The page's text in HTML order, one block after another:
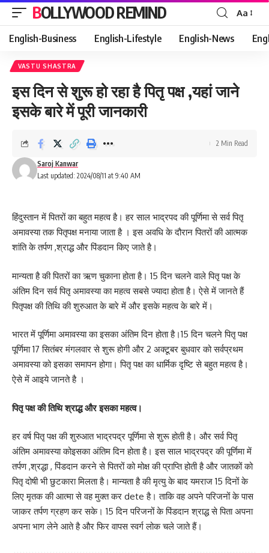
BOLLYWOOD REMIND
Font
Resizer
Aa
English-Business English-Lifestyle English-News
VASTU SHASTRA
इस दिन से शुरू हो रहा है पितृ पक्ष ,यहां जाने
इसके बारे में पूरी जानकारी
Last updated: 2024/08/11 at 9:40 AM
Saroj Kanwar
2 Min Read
हिंदुस्तान में पितरों का बहुत महत्व है। हर साल भाद्रपद की पूर्णिमा से सर्व पितृ
अमावस्या तक पितृपक्ष मनाया जाता है । इस अवधि के दौरान पितरों की आत्मक
शांति के तर्पण ,श्राद्ध और पिंडदान किए जाते है।
मान्यता है की पितरों का ऋण चुकाना होता है। 15 दिन चलने वाले पितृ पक्ष के
अंतिम दिन सर्व पितृ अमावस्या का महत्व सबसे ज्यादा होता है। ऐसे में जानते हैं
पितृपक्ष की तिथि की शुरुआत के बारे में और इसके महत्व के बारे में।
भारत में पूर्णिमा अमावस्या का इसका अंतिम दिन होता है।15 दिन चलने पितृ पक्ष
पूर्णिमा 17 सितंबर मंगलवार से शुरू होगी और 2 अक्टूबर बुधवार को सर्वप्रथम
अमावस्या को इसका समापन होगा। पितृ पक्ष का धार्मिक दृष्टि से बहुत महत्व है।
ऐसे में आइये जानते है ।
पितृ पक्ष की तिथि श्राद्ध और इसका महत्व।
हर वर्ष पितृ पक्ष की शुरुआत भाद्रपद्र पूर्णिमा से शुरू होती है। और सर्व पितृ
अंतिम अमावस्या कोइसका अंतिम दिन होता है। इस साल भाद्रपद्र की पूर्णिमा में
तर्पण ,श्रद्धा , पिंडदान करने से पितरों को मोक्ष की प्राप्ति होती है और जातकों को
पितृ दोषी भी छुटकारा मिलता है। मान्यता है की मृत्यु के बाद यमराज 15 दिनों के
लिए मृतक की आत्मा से वह मुक्त कर dete है। ताकि वह अपने परिजनों के पास
जाकर तर्पण ग्रहण कर सके। 15 दिन परिजनों के पिंडदान श्राद्ध से पिता अपना
अपना भाग लेने आते है और फिर वापस स्वर्ग लोक चले जाते हैं।